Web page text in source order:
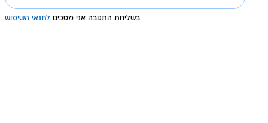
בשליחת התגובה אני מסכים לתנאי השימוש